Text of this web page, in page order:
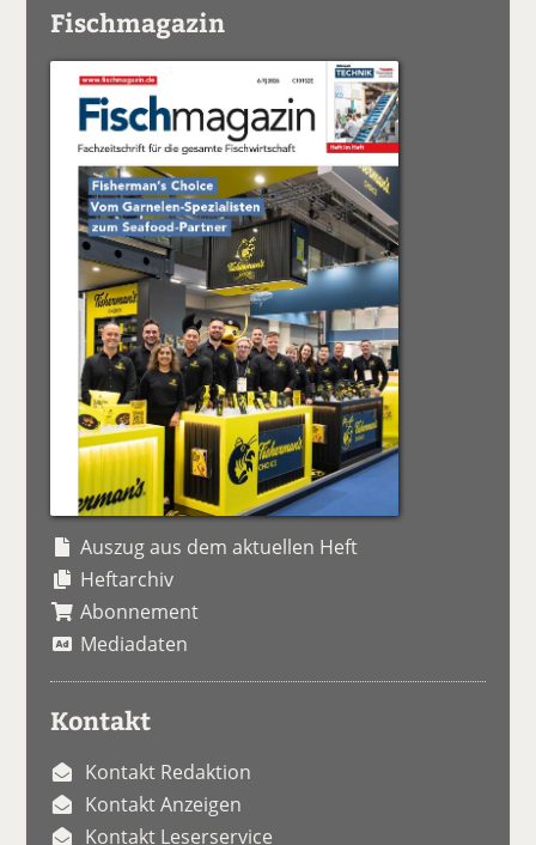
Fischmagazin
Auszug aus dem aktuellen Heft
Heftarchiv
Abonnement
Mediadaten
Kontakt
Kontakt Redaktion
Kontakt Anzeigen
Kontakt Leserservice